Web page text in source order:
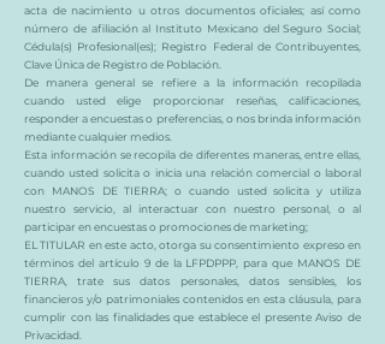
acta de nacimiento u otros documentos oficiales; así como
número de afiliación al Instituto Mexicano del Seguro Social;
Cédula(s) Profesional(es); Registro Federal de Contribuyentes,
Clave Única de Registro de Población.
De manera general se refiere a la información recopilada
cuando usted elige proporcionar reseñas, calificaciones,
responder a encuestas o preferencias, o nos brinda información
mediante cualquier medios.
Esta información se recopila de diferentes maneras, entre ellas,
cuando usted solicita o inicia una relación comercial o laboral
con MANOS DE TIERRA; o cuando usted solicita y utiliza
nuestro servicio, al interactuar con nuestro personal, o al
participar en encuestas o promociones de marketing;
EL TITULAR en este acto, otorga su consentimiento expreso en
términos del artículo 9 de la LFPDPPP, para que MANOS DE
TIERRA, trate sus datos personales, datos sensibles, los
financieros y/o patrimoniales contenidos en esta cláusula, para
cumplir con las finalidades que establece el presente Aviso de
Privacidad.